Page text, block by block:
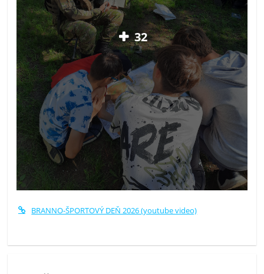
32
BRANNO-ŠPORTOVÝ DEŇ 2026 (youtube video)